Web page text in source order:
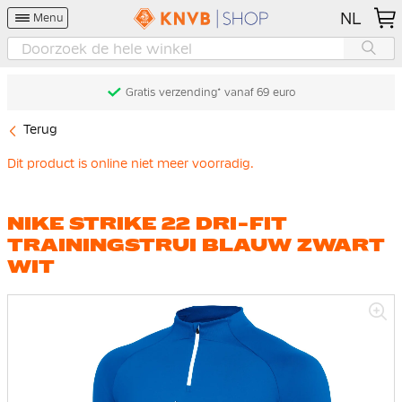
Menu NL
Gratis verzending* vanaf 69 euro
Terug
Dit product is online niet meer voorradig.
NIKE STRIKE 22 DRI-FIT
TRAININGSTRUI BLAUW ZWART
WIT